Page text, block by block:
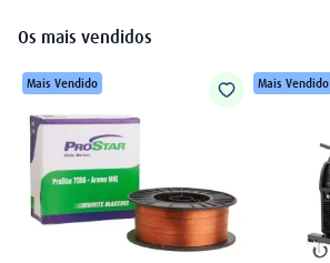
Os mais vendidos
Mais Vendido Mais Vendido